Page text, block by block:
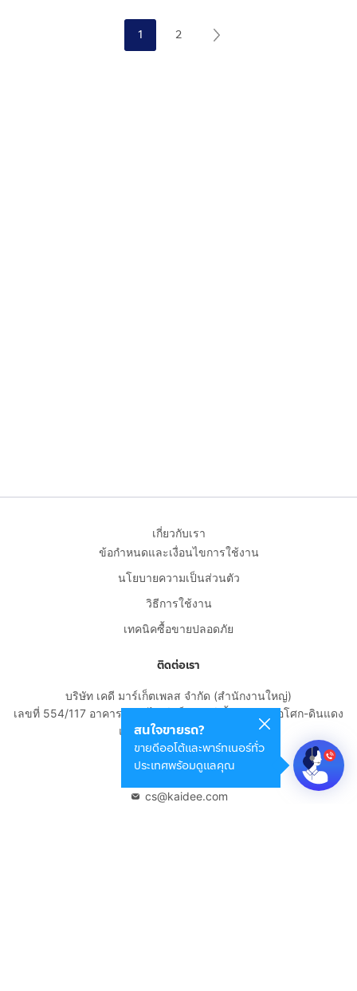
1 2
สนใจขายรถ?
ขายดีออโต้และพาร์ทเนอร์ทั่ว
ประเทศพร้อมดูแลคุณ
เกี่ยวกับเรา
ข้อกำหนดและเงื่อนไขการใช้งาน
นโยบายความเป็นส่วนตัว
วิธีการใช้งาน
เทคนิคซื้อขายปลอดภัย
ติดต่อเรา
บริษัท เคดี มาร์เก็ตเพลส จำกัด (สำนักงานใหญ่)
เลขที่ 554/117 อาคารสกายไนน์ เซ็นเตอร์ ชั้น 22 ถนนอโศก-ดินแดง
แขวงดินแดง เขตดินแดง
กรุงเทพมหานคร 10400
cs@kaidee.com